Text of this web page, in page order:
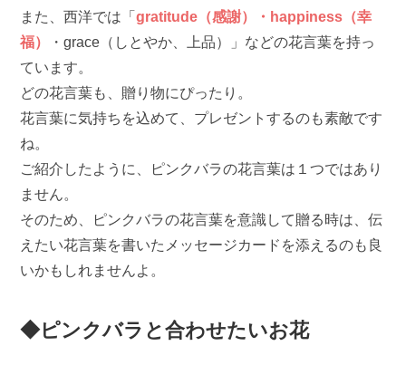
また、西洋では「gratitude（感謝）・happiness（幸
福）
・grace（しとやか、上品）」などの花言葉を持っ
ています。
どの花言葉も、贈り物にぴったり。
花言葉に気持ちを込めて、プレゼントするのも素敵です
ね。
ご紹介したように、ピンクバラの花言葉は１つではあり
ません。
そのため、ピンクバラの花言葉を意識して贈る時は、伝
えたい花言葉を書いたメッセージカードを添えるのも良
いかもしれませんよ。
◆ピンクバラと合わせたいお花